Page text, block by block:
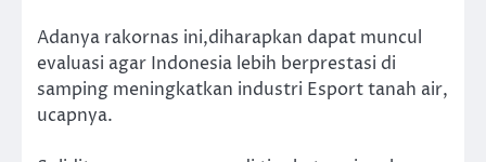
Adanya rakornas ini,diharapkan dapat muncul
evaluasi agar Indonesia lebih berprestasi di
samping meningkatkan industri Esport tanah air,
ucapnya.